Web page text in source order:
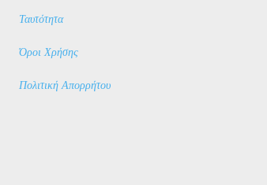
Ταυτότητα
Όροι Χρήσης
Πολιτική Απορρήτου